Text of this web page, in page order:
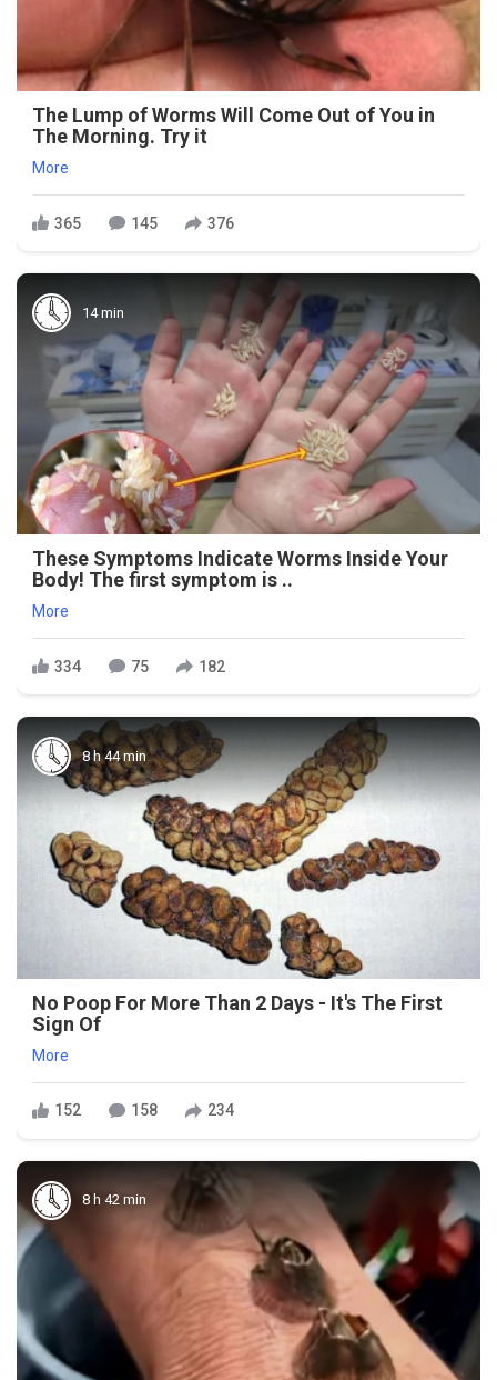
The Lump of Worms Will Come Out of You in
The Morning. Try it
More
365 145 376
14 min
These Symptoms Indicate Worms Inside Your
Body! The first symptom is ..
More
334 75 182
8 h 44 min
No Poop For More Than 2 Days - It's The First
Sign Of
More
152 158 234
8 h 42 min